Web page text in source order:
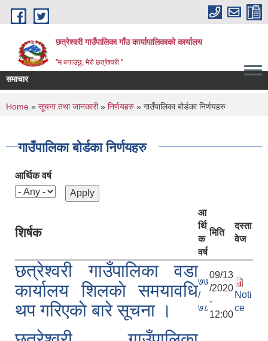
Skip to main content
छत्रेश्वरी गाउँपालिका गाँउ कार्यापालिकाको कार्यालय
"म बनाउछु, मेरो छत्रेश्वरी "
समाचार
You are here
Home » सूचना तथा जानकारी» निर्णयहरु » गाउँपालिका बोर्डका निर्णयहरु
गाउँपालिका बोर्डका निर्णयहरु
आर्थिक वर्ष
शिर्षक
आ
र्थि
क
वर्ष
मिति
दस्ता
वेज
छत्रेश्वरी गाउँपालिका वडा
कार्यालय शिलकाे समयावधि
थप गरिएकाे बारे सूचना ।
७७
/
७८
09/13
/2020
-
12:00
Noti
ce